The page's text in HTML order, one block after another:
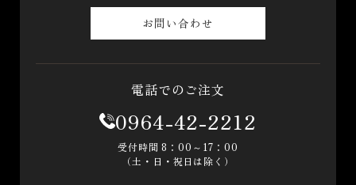
お問い合わせ
電話でのご注文
0964-42-2212
受付時間 8：00～17：00
（土・日・祝日は除く）